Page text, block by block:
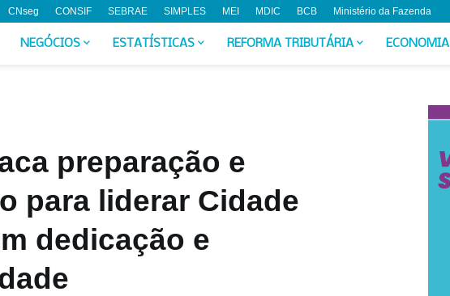
CNseg CONSIF SEBRAE SIMPLES MEI MDIC BCB Ministério da Fazenda
NEGÓCIOS ESTATÍSTICAS REFORMA TRIBUTÁRIA ECONOMIA
preparação e
para liderar Cidade
dedicação e